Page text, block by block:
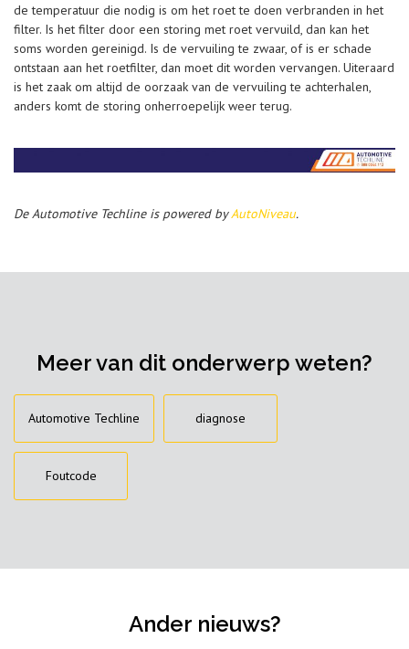
de temperatuur die nodig is om het roet te doen verbranden in het
filter. Is het filter door een storing met roet vervuild, dan kan het
soms worden gereinigd. Is de vervuiling te zwaar, of is er schade
ontstaan aan het roetfilter, dan moet dit worden vervangen. Uiteraard
is het zaak om altijd de oorzaak van de vervuiling te achterhalen,
anders komt de storing onherroepelijk weer terug.
De Automotive Techline is powered byAutoNiveau.
Meer van dit onderwerp weten?
Automotive Techline diagnose
Foutcode
Ander nieuws?